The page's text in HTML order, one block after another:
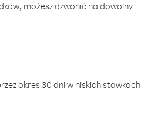
możesz dzwonić na dowolny
okres 30 dni w niskich stawkach